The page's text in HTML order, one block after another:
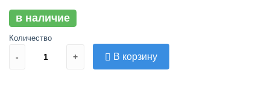
в наличие
Количество
- + В корзину